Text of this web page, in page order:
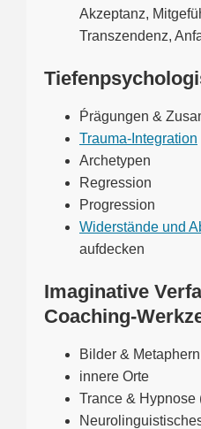
Akzeptanz,
Transzendenz,
Ṕrägungen &
Trauma-Integration
Archetypen
Regression
Progression
Widerstände und
aufdecken
Imaginative
Coaching-
Bilder &
innere Orte
Trance & Hypnose